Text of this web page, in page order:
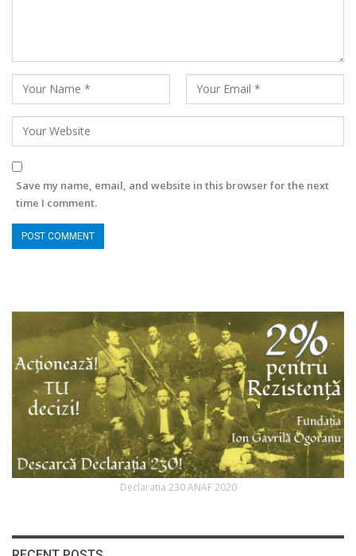
Save my name, email, and website in this browser for the next
time I comment.
Declaratia 230 ANAF 2020